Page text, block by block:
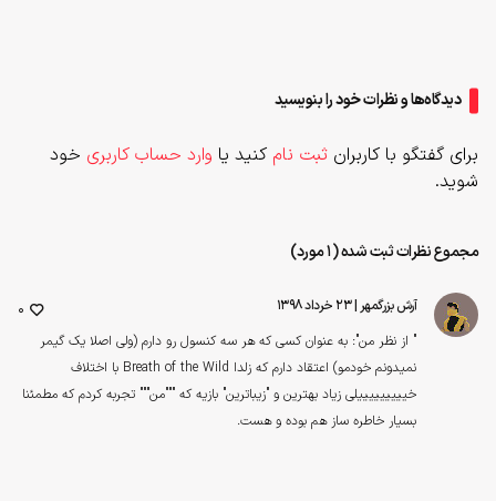
دیدگاه‌ها و نظرات خود را بنویسید
برای گفتگو با کاربران ثبت نام کنید یا وارد حساب کاربری خود
شوید.
مجموع نظرات ثبت شده (1 مورد)
آرش بزرگمهر | ۲۳ خرداد ۱۳۹۸
" از نظر من": به عنوان کسی که هر سه کنسول رو دارم (ولی اصلا یک گیمر
نمیدونم خودمو) اعتقاد دارم که زلدا Breath of the Wild با اختلاف
خیییییییییلی زیاد بهترین و "زیباترین" بازیه که """من""" تجربه کردم که مطمئنا
بسیار خاطره ساز هم بوده و هست.
0